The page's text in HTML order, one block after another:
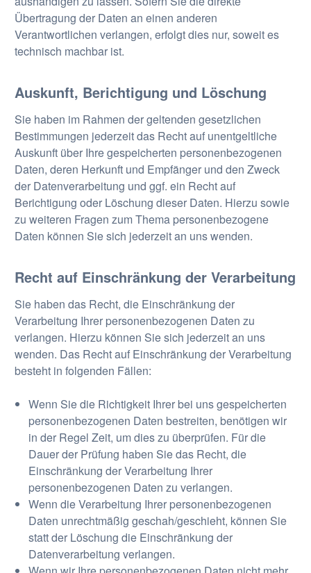
Übertragung der Daten an einen anderen
Verantwortlichen verlangen, erfolgt dies nur, soweit es
technisch machbar ist.
Auskunft, Berichtigung und Löschung
Sie haben im Rahmen der geltenden gesetzlichen
Bestimmungen jederzeit das Recht auf unentgeltliche
Auskunft über Ihre gespeicherten personenbezogenen
Daten, deren Herkunft und Empfänger und den Zweck
der Datenverarbeitung und ggf. ein Recht auf
Berichtigung oder Löschung dieser Daten. Hierzu sowie
zu weiteren Fragen zum Thema personenbezogene
Daten können Sie sich jederzeit an uns wenden.
Recht auf Einschränkung der Verarbeitung
Sie haben das Recht, die Einschränkung der
Verarbeitung Ihrer personenbezogenen Daten zu
verlangen. Hierzu können Sie sich jederzeit an uns
wenden. Das Recht auf Einschränkung der Verarbeitung
besteht in folgenden Fällen:
Wenn Sie die Richtigkeit Ihrer bei uns gespeicherten
personenbezogenen Daten bestreiten, benötigen wir
in der Regel Zeit, um dies zu überprüfen. Für die
Dauer der Prüfung haben Sie das Recht, die
Einschränkung der Verarbeitung Ihrer
personenbezogenen Daten zu verlangen.
Wenn die Verarbeitung Ihrer personenbezogenen
Daten unrechtmäßig geschah/geschieht, können Sie
statt der Löschung die Einschränkung der
Datenverarbeitung verlangen.